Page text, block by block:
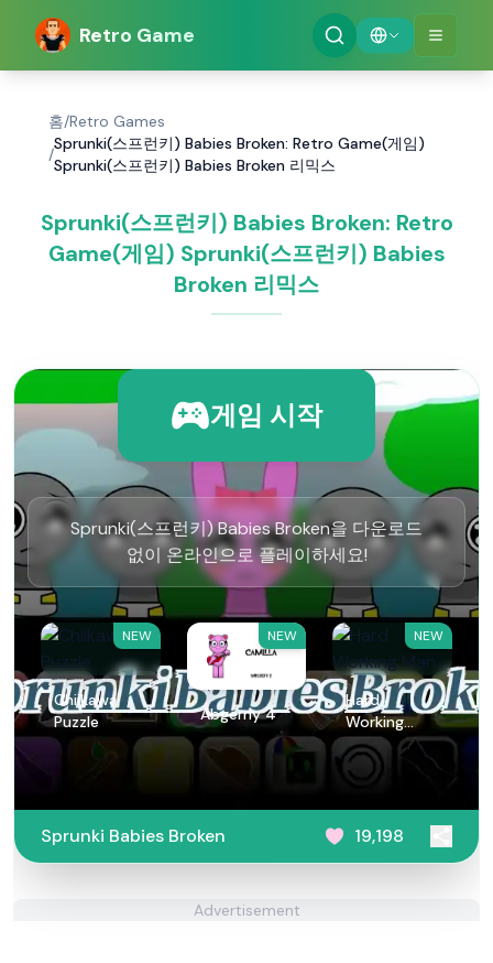
Retro Game
홈/Retro Games
/
Sprunki(스프런키) Babies Broken: Retro Game(게임)
Sprunki(스프런키) Babies Broken 리믹스
Sprunki(스프런키) Babies Broken: Retro
Game(게임) Sprunki(스프런키) Babies
Broken 리믹스
게임 시작
Sprunki(스프런키) Babies Broken을 다운로드
없이 온라인으로 플레이하세요!
NEW
Chiikawa
Puzzle
NEW
Abgerny 4
NEW
Hard
Working
Man
Sprunki Babies Broken 19,198
Advertisement